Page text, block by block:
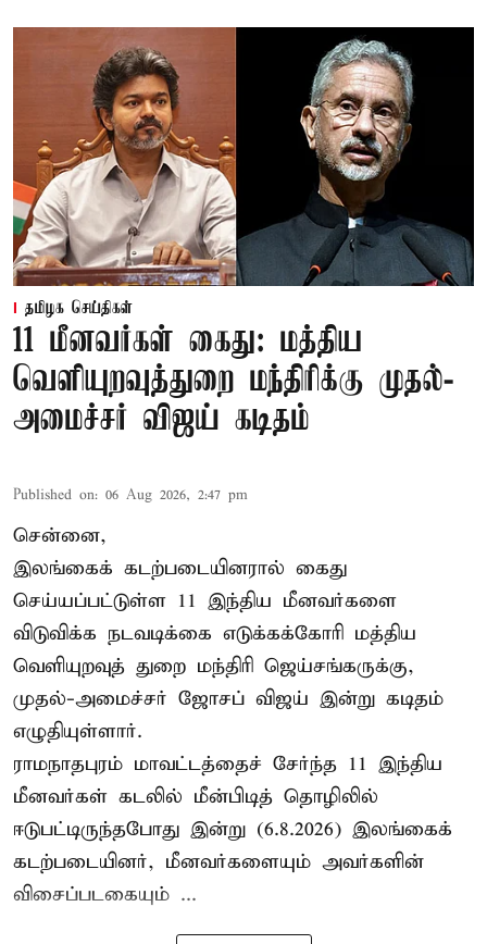
தமிழக செய்திகள்
11 மீனவர்கள் கைது: மத்திய
வெளியுறவுத்துறை மந்திரிக்கு முதல்-
அமைச்சர் விஜய் கடிதம்
Published on: 06 Aug 2026, 2:47 pm
சென்னை,
இலங்கைக் கடற்படையினரால் கைது
செய்யப்பட்டுள்ள 11 இந்திய மீனவர்களை
விடுவிக்க நடவடிக்கை எடுக்கக்கோரி மத்திய
வெளியுறவுத் துறை மந்திரி ஜெய்சங்கருக்கு,
முதல்-அமைச்சர் ஜோசப் விஜய் இன்று கடிதம்
எழுதியுள்ளார்.
ராமநாதபுரம் மாவட்டத்தைச் சேர்ந்த 11 இந்திய
மீனவர்கள் கடலில் மீன்பிடித் தொழிலில்
ஈடுபட்டிருந்தபோது இன்று (6.8.2026) இலங்கைக்
கடற்படையினர், மீனவர்களையும் அவர்களின்
விசைப்படகையும் ...